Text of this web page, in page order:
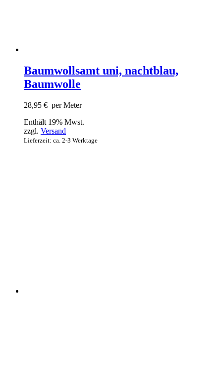
Baumwollsamt uni, nachtblau,
Baumwolle
28,95 € per Meter
Enthält 19% Mwst.
zzgl. Versand
Lieferzeit: ca. 2-3 Werktage